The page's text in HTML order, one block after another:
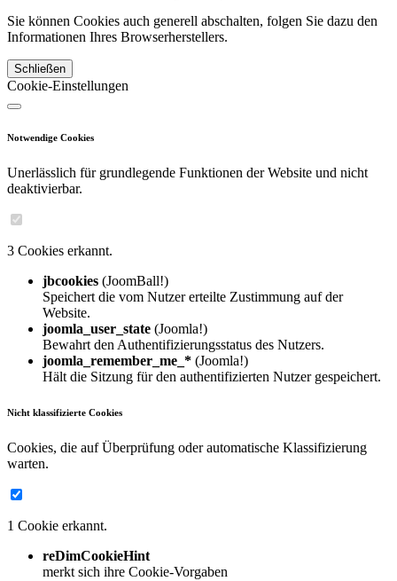
Sie können Cookies auch generell abschalten, folgen Sie dazu den
Informationen Ihres Browserherstellers.
Schließen
Cookie-Einstellungen
Notwendige Cookies
Unerlässlich für grundlegende Funktionen der Website und nicht
deaktivierbar.
3 Cookies erkannt.
jbcookies (JoomBall!)
Speichert die vom Nutzer erteilte Zustimmung auf der
Website.
joomla_user_state (Joomla!)
Bewahrt den Authentifizierungsstatus des Nutzers.
joomla_remember_me_* (Joomla!)
Hält die Sitzung für den authentifizierten Nutzer gespeichert.
Nicht klassifizierte Cookies
Cookies, die auf Überprüfung oder automatische Klassifizierung
warten.
1 Cookie erkannt.
reDimCookieHint
merkt sich ihre Cookie-Vorgaben